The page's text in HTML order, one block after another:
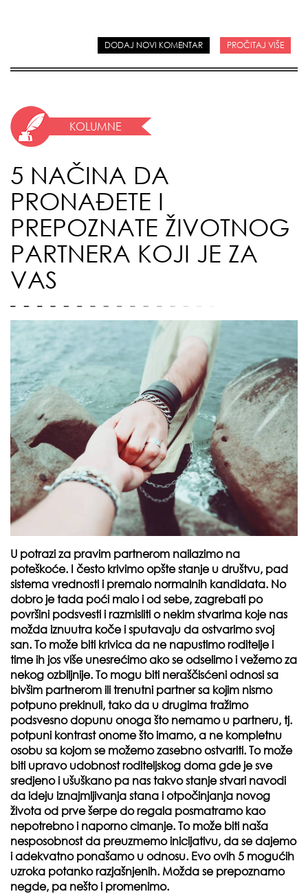
DODAJ NOVI KOMENTAR PROČITAJ VIŠE
KOLUMNE
5 NAČINA DA
PRONAĐETE I
PREPOZNATE ŽIVOTNOG
PARTNERA KOJI JE ZA
VAS
U potrazi za pravim partnerom nailazimo na
poteškoće. I često krivimo opšte stanje u društvu, pad
sistema vrednosti i premalo normalnih kandidata. No
dobro je tada poći malo i od sebe, zagrebati po
površini podsvesti i razmisliti o nekim stvarima koje nas
možda iznuutra koče i sputavaju da ostvarimo svoj
san. To može biti krivica da ne napustimo roditelje i
time ih jos više unesrećimo ako se odselimo i vežemo za
nekog ozbiljnije. To mogu biti neraščisćeni odnosi sa
bivšim partnerom ili trenutni partner sa kojim nismo
potpuno prekinuli, tako da u drugima tražimo
podsvesno dopunu onoga što nemamo u partneru, tj.
potpuni kontrast onome što imamo, a ne kompletnu
osobu sa kojom se možemo zasebno ostvariti. To može
biti upravo udobnost roditeljskog doma gde je sve
sredjeno i ušuškano pa nas takvo stanje stvari navodi
da ideju iznajmljivanja stana i otpočinjanja novog
života od prve šerpe do regala posmatramo kao
nepotrebno i naporno cimanje. To može biti naša
nesposobnost da preuzmemo inicijativu, da se dajemo
i adekvatno ponašamo u odnosu. Evo ovih 5 mogućih
uzroka potanko razjašnjenih. Možda se prepoznamo
negde, pa nešto i promenimo.